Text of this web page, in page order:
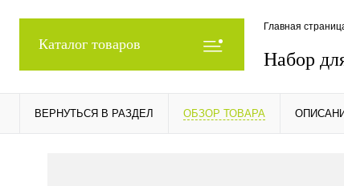
Каталог товаров
Главная
Набор
ВЕРНУТЬСЯ В РАЗДЕЛ ОБЗОР ТОВАРА